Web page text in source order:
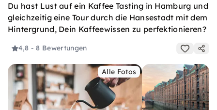
Du hast Lust auf ein Kaffee Tasting in Hamburg und
gleichzeitig eine Tour durch die Hansestadt mit dem
Hintergrund, Dein Kaffeewissen zu perfektionieren?
4,8 - 8 Bewertungen
Alle Fotos